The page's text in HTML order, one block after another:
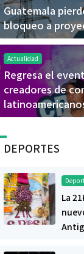
Guatemala
bloqueo a
Actualidad
Regresa el
creadores de
DEPORTES
La